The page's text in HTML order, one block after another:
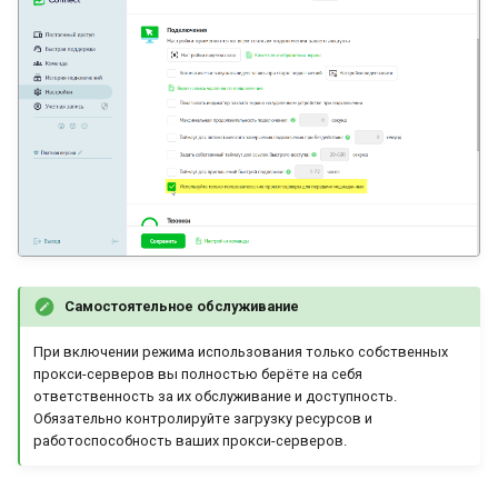
Самостоятельное обслуживание
При включении режима использования только собственных
прокси-серверов вы полностью берёте на себя
ответственность за их обслуживание и доступность.
Обязательно контролируйте загрузку ресурсов и
работоспособность ваших прокси-серверов.